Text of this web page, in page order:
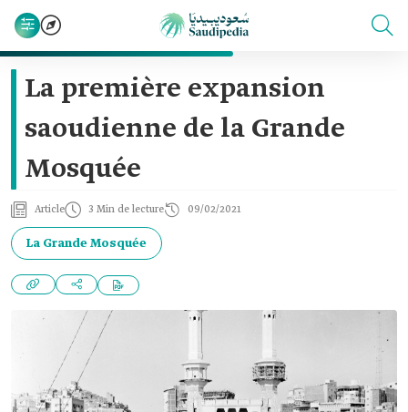
La première expansion
saoudienne de la Grande
Mosquée
Article 3 Min de lecture 09/02/2021
La Grande Mosquée